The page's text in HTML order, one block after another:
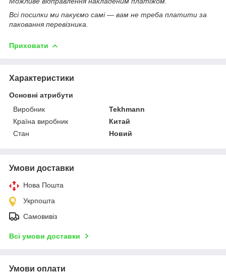
Всі посилки ми пакуємо самі — вам не треба платити за
паковання перевізника.
Приховати
Характеристики
Основні атрибути
Виробник
Tekhmann
Країна виробник
Китай
Стан
Новий
Умови доставки
Нова Пошта
Укрпошта
Самовивіз
Всі умови доставки
Умови оплати